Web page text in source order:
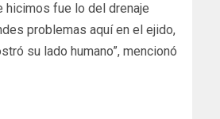
hicimos fue lo del drenaje
problemas aquí en el ejido,
su lado humano”, mencionó